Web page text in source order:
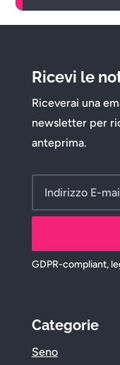
Ricevi le
Riceverai una
newsletter per
anteprima.
GDPR-compliant,
Categorie
Seno